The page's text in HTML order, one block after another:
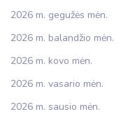
2026 m. gegužės mėn.
2026 m. balandžio mėn.
2026 m. kovo mėn.
2026 m. vasario mėn.
2026 m. sausio mėn.